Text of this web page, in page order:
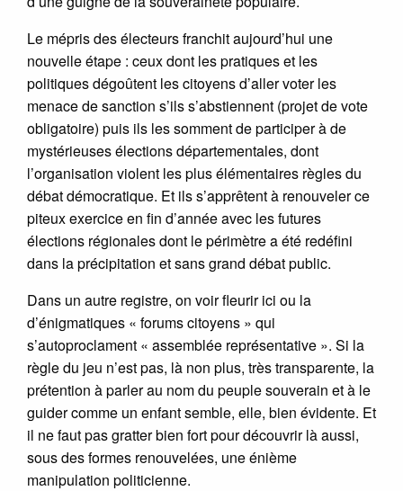
Le mépris des électeurs franchit aujourd’hui une
nouvelle étape : ceux dont les pratiques et les
politiques dégoûtent les citoyens d’aller voter les
menace de sanction s’ils s’abstiennent (projet de vote
obligatoire) puis ils les somment de participer à de
mystérieuses élections départementales, dont
l’organisation violent les plus élémentaires règles du
débat démocratique. Et ils s’apprêtent à renouveler ce
piteux exercice en fin d’année avec les futures
élections régionales dont le périmètre a été redéfini
dans la précipitation et sans grand débat public.
Dans un autre registre, on voir fleurir ici ou la
d’énigmatiques « forums citoyens » qui
s’autoproclament « assemblée représentative ». Si la
règle du jeu n’est pas, là non plus, très transparente, la
prétention à parler au nom du peuple souverain et à le
guider comme un enfant semble, elle, bien évidente. Et
il ne faut pas gratter bien fort pour découvrir là aussi,
sous des formes renouvelées, une énième
manipulation politicienne.